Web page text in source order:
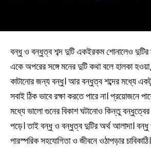
বন্ধু ও বন্ধুত্ব শব্দ দুটি একইরকম শোনালেও দুটির
একে অপরের সঙ্গে মনের দুটি কথা বলে হালকা
কাটানোর জন্য বন্ধু। আর বন্ধুত্ব শব্দের মধ্যে
সবাই ঠিক ভাবে রক্ষা করতে পারে না। প্রয়োজনে
মধ্যে ভালো গুনের বিকাশ ঘটানোও কিন্তু
পড়ে। তাই বন্ধু ও বন্ধুত্ব দুটির অর্থ আলাদা।
পারস্পরিক সহযোগিতা ও জীবনে ওঠাপড়ার চাবিকাঠি।